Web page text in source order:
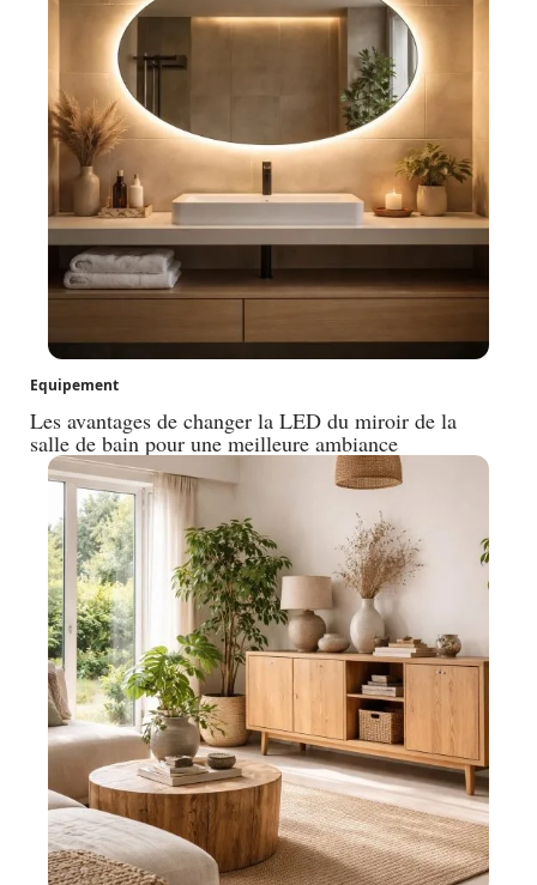
Equipement
Les avantages de changer la LED du miroir de la
salle de bain pour une meilleure ambiance